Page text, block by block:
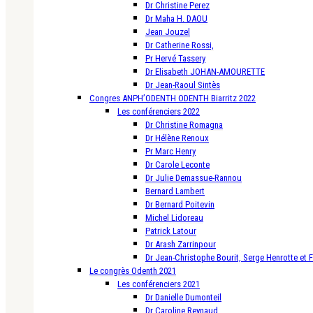
Dr Christine Perez
Dr Maha H. DAOU
Jean Jouzel
Dr Catherine Rossi,
Pr Hervé Tassery
Dr Elisabeth JOHAN-AMOURETTE
Dr Jean-Raoul Sintès
Congres ANPH’ODENTH ODENTH Biarritz 2022
Les conférenciers 2022
Dr Christine Romagna
Dr Hélène Renoux
Pr Marc Henry
Dr Carole Leconte
Dr Julie Demassue-Rannou
Bernard Lambert
Dr Bernard Poitevin
Michel Lidoreau
Patrick Latour
Dr Arash Zarrinpour
Dr Jean-Christophe Bourit, Serge Henrotte et
Le congrès Odenth 2021
Les conférenciers 2021
Dr Danielle Dumonteil
Dr Caroline Reynaud